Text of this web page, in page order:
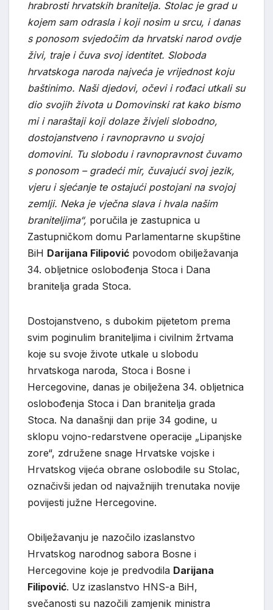
hrabrosti hrvatskih branitelja. Stolac je grad u
kojem sam odrasla i koji nosim u srcu, i danas
s ponosom svjedočim da hrvatski narod ovdje
živi, traje i čuva svoj identitet. Sloboda
hrvatskoga naroda najveća je vrijednost koju
baštinimo. Naši djedovi, očevi i rođaci utkali su
dio svojih života u Domovinski rat kako bismo
mi i naraštaji koji dolaze živjeli slobodno,
dostojanstveno i ravnopravno u svojoj
domovini. Tu slobodu i ravnopravnost čuvamo
s ponosom – gradeći mir, čuvajući svoj jezik,
vjeru i sjećanje te ostajući postojani na svojoj
zemlji. Neka je vječna slava i hvala našim
braniteljima“, poručila je zastupnica u
Zastupničkom domu Parlamentarne skupštine
BiH Darijana Filipović povodom obilježavanja
34. obljetnice oslobođenja Stoca i Dana
branitelja grada Stoca.
Dostojanstveno, s dubokim pijetetom prema
svim poginulim braniteljima i civilnim žrtvama
koje su svoje živote utkale u slobodu
hrvatskoga naroda, Stoca i Bosne i
Hercegovine, danas je obilježena 34. obljetnica
oslobođenja Stoca i Dan branitelja grada
Stoca. Na današnji dan prije 34 godine, u
sklopu vojno-redarstvene operacije „Lipanjske
zore“, združene snage Hrvatske vojske i
Hrvatskog vijeća obrane oslobodile su Stolac,
označivši jedan od najvažnijih trenutaka novije
povijesti južne Hercegovine.
Obilježavanju je nazočilo izaslanstvo
Hrvatskog narodnog sabora Bosne i
Hercegovine koje je predvodila Darijana
Filipović. Uz izaslanstvo HNS-a BiH,
svečanosti su nazočili zamjenik ministra